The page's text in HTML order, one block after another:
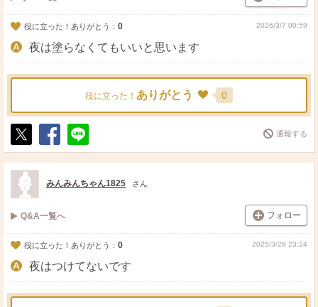
役に立った！ありがとう： 0 2026/3/7 00:59
夜は塗らなくてもいいと思います
役に立った！ ありがとう 0
ポ
ス
ト
シ
ェ
送
る
通報する
みんみんちゃん1825 さん
Q&A一覧へ フォロー
役に立った！ありがとう： 0 2025/3/29 23:24
夜はつけてないです